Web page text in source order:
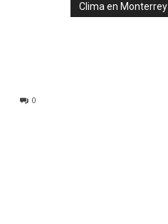
0
Clima en Monterrey